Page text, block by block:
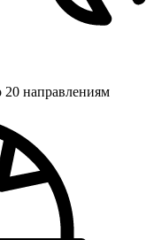
направлениям